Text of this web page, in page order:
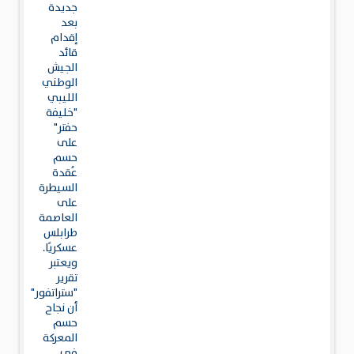
جديدة
بعد
إقدام
قائد
الجيش
الوطني
الليبي
"خليفة
حفتر"
على
حسم
عُقدة
السيطرة
على
العاصمة
طرابلس
عسكريًا.
ويعتبر
تقرير
"ستراتفور"
أن نجاح
حسم
المعركة